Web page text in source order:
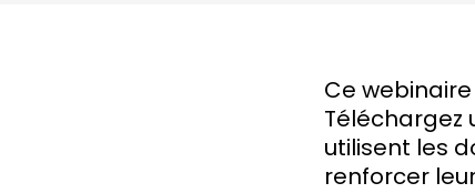
Ce
Téléchargez
utilisent les
renforcer